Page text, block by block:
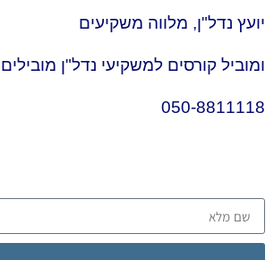
יועץ נדל"ן, מלווה משקיעים
ומוביל קורסים למשקיעי נדל"ן מובילים
050-8811118